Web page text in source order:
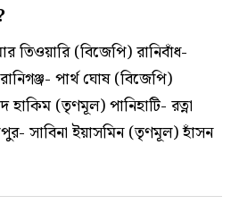
তিওয়ারি (বিজেপি) রানিবাঁধ-
পার্থ ঘোষ (বিজেপি)
(তৃণমূল) পানিহাটি- রত্না
সাবিনা ইয়াসমিন (তৃণমূল) হাঁসন